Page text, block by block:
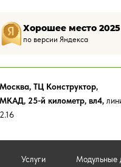
Хорошее место 2025
по версии Яндекса
Москва, ТЦ Конструктор,
МКАД, 25-й километр, вл4,
2.16
Услуги